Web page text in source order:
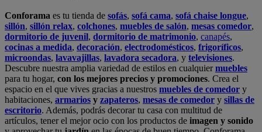
Conforama es tu tienda de sofás, sofá cama, sofá chaise longue,
sillón, sillón relax, colchones, muebles de salón, mesas comedor,
dormitorio de juvenil, dormitorio de matrimonio, canapés,
cocinas a medida, decoración, electrodomésticos, frigoríficos,
microondas, lavavajillas, lavadora secadora, y televisiones.
Descubre nuestra amplia variedad de estilos en cualquiermuebles
para tu hogar, con los mejores precios y promociones. Crea el
espacio en el que vives gracias a nuestros muebles de comedor y
habitaciones, armarios y zapateros, mesas de comedor y sillas de
escritorio. Además, podrás decorar tu casa con multitud de
artículos, tener el mejor ocio con los productos de imagen y sonido